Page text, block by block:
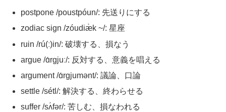
postpone /poustpóun/: 先送りにする
zodiac sign /zóudiæ̀k ~/: 星座
ruin /rú(ː)in/: 破壊する、損なう
argue /ɑ́rgjuː/: 反対する、意義を唱える
argument /ɑ́rgjumənt/: 議論、口論
settle /sétl/: 解決する、終わらせる
suffer /sʌ́fər/: 苦しむ、損なわれる